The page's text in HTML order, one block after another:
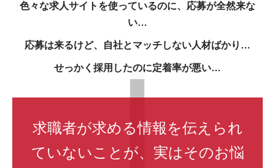
色々な求人サイトを使っているのに、 応募が全然来な
い…
応募は来るけど、 自社とマッチしない人材ばかり…
せっかく採用したのに定着率が悪い…
求職者が求める情報を伝えられ
ていないことが、 実はそのお悩